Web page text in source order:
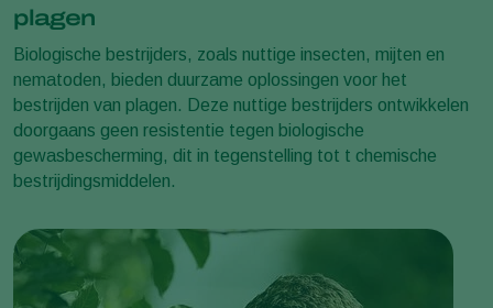
plagen
Biologische bestrijders, zoals nuttige insecten, mijten en
nematoden, bieden duurzame oplossingen voor het
bestrijden van plagen. Deze nuttige bestrijders ontwikkelen
doorgaans geen resistentie tegen biologische
gewasbescherming, dit in tegenstelling tot t chemische
bestrijdingsmiddelen.